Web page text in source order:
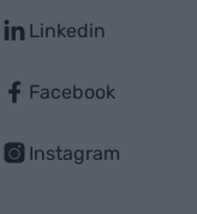
Linkedin
Facebook
Instagram